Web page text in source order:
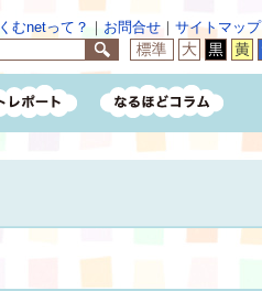
むnetって？ ｜ お問合せ ｜ サイトマップ